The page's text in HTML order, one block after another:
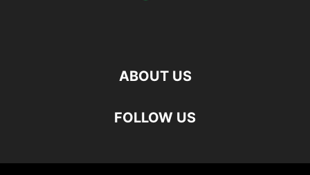
ABOUT US
FOLLOW US